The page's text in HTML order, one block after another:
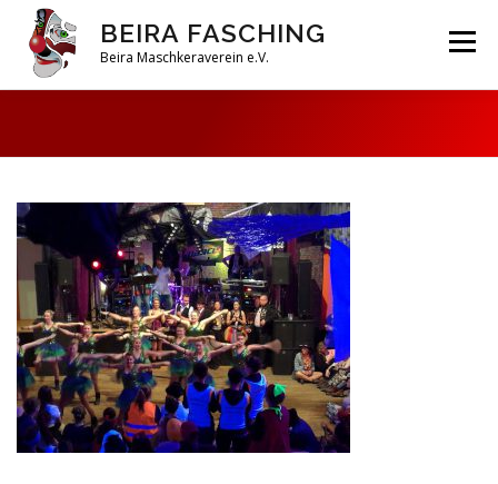
Inhalt
springen
BEIRA FASCHING
Beira Maschkeraverein e.V.
Menü
ARCHIV